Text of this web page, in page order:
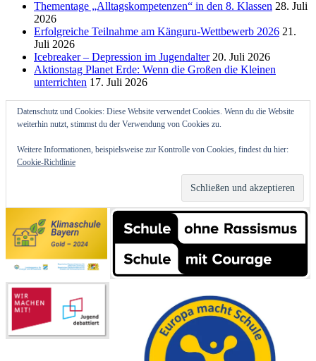
Thementage „Alltagskompetenzen“ in den 8. Klassen 28. Juli
2026
Erfolgreiche Teilnahme am Känguru-Wettbewerb 2026 21.
Juli 2026
Icebreaker – Depression im Jugendalter 20. Juli 2026
Aktionstag Planet Erde: Wenn die Großen die Kleinen
unterrichten 17. Juli 2026
Datenschutz und Cookies: Diese Website verwendet Cookies. Wenn du die Website
weiterhin nutzt, stimmst du der Verwendung von Cookies zu.
Weitere Informationen, beispielsweise zur Kontrolle von Cookies, findest du hier:
Cookie-Richtlinie